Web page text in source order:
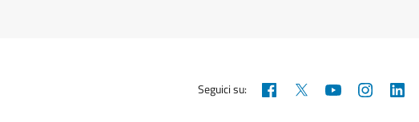
Seguici su: Facebook YouTube